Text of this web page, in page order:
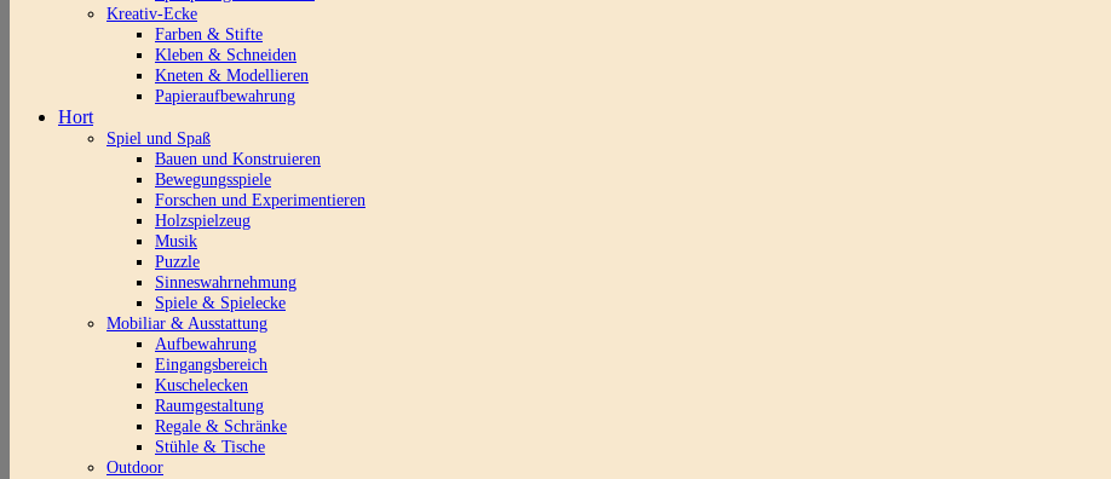
Kreativ-Ecke
Farben & Stifte
Kleben & Schneiden
Kneten & Modellieren
Papieraufbewahrung
Hort
Spiel und Spaß
Bauen und Konstruieren
Bewegungsspiele
Forschen und Experimentieren
Holzspielzeug
Musik
Puzzle
Sinneswahrnehmung
Spiele & Spielecke
Mobiliar & Ausstattung
Aufbewahrung
Eingangsbereich
Kuschelecken
Raumgestaltung
Regale & Schränke
Stühle & Tische
Outdoor